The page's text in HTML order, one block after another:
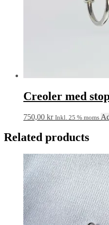
Creoler med
750,00 kr Inkl. 25 % moms
Related products